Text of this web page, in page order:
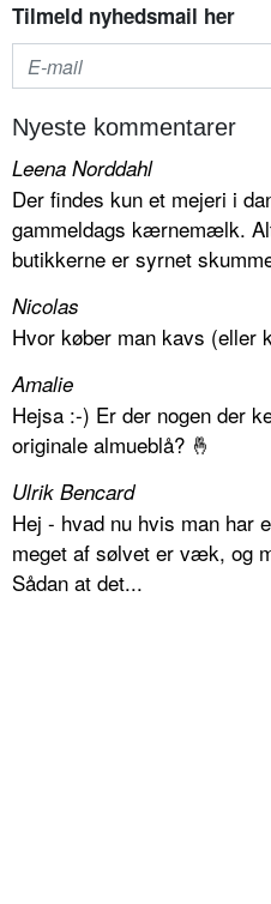
Tilmeld nyhedsmail her
Nyeste kommentarer
Leena Norddahl
Der findes kun et mejeri i
gammeldags kærnemælk.
butikkerne er syrnet
Nicolas
Hvor køber man kavs (eller
Amalie
Hejsa :-) Er der nogen der
originale almueblå? 🤞
Ulrik Bencard
Hej - hvad nu hvis man har
meget af sølvet er væk, og
Sådan at det...